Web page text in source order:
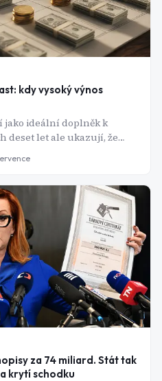
kdy vysoký výnos
jako ideální doplněk k
deset let ale ukazují, že
nejhorší výsledek.
za 74 miliard. Stát tak
krytí schodku